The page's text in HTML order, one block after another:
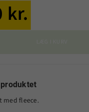
kr.
med fleece.